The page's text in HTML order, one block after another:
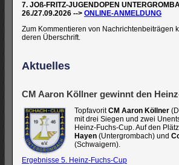
7. JOß-FRITZ-JUGENDOPEN
26./27.09.2026 --> ONLINE-ANMELDUNG
Zum Kommentieren von Nachrichtenbeiträgen
deren Überschrift.
Aktuelles
CM Aaron Köllner gewinnt den
TopfavoritCM Aaron Köllner
mit drei Siegen und zwei
Heinz-Fuchs-Cup. Auf den
Hayen (Untergrombach) und
(Schwaigern).
Ergebnisse 5. Heinz-Fuchs-Cup